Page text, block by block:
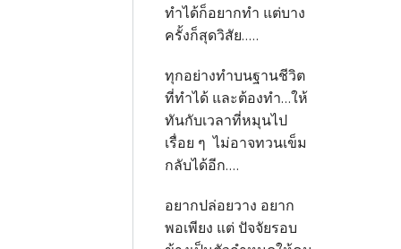
ทำได้ก็อยากทำ แต่บาง
ครั้งก็สุดวิสัย.....
ทุกอย่างทำบนฐานชีวิต
ที่ทำได้ และต้องทำ...ให้
ทันกับเวลาที่หมุนไป
เรื่อย ๆ ไม่อาจทวนเข็ม
กลับได้อีก....
อยากปล่อยวาง อยาก
พอเพียง แต่ ปัจจัยรอบ